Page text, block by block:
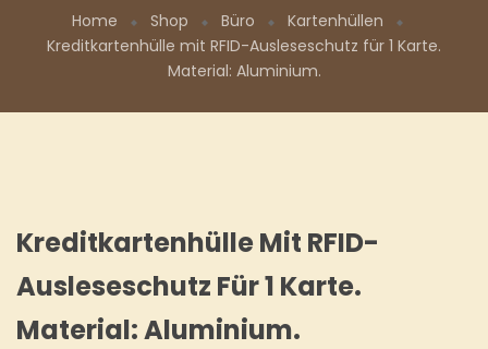
Home Shop Büro
Kartenhüllen
Kreditkartenhülle mit RFID-Ausleseschutz für 1 Karte.
Material: Aluminium.
Kreditkartenhülle Mit RFID-
Ausleseschutz Für 1 Karte.
Material: Aluminium.